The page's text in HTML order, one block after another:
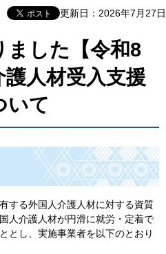
更新日：2026年7月27日
ました【令和8
人材受入支援
いて
する外国人介護人材に対する資質
人介護人材が円滑に就労・定着で
とし、実施事業者を以下のとおり